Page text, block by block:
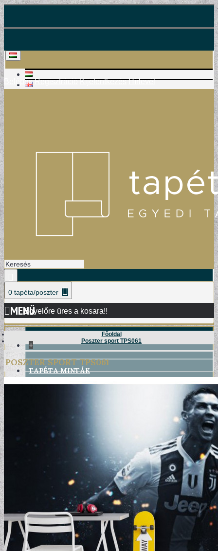
Belépés Regisztráció Kijelentkezés Hírlevél
0 tapéta/poszter
Egyelőre üres a kosara!!
MENÜ
+
TAPÉTA MINTÁK
Főoldal
Poszter sport TPS061
POSZTER SPORT TPS061